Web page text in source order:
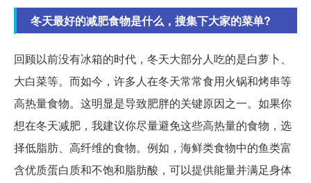
冬天最好的减肥食物是什么，搜集下大家的菜单?
回顾以前没有冰箱的时代，冬天大部分人吃的是白萝卜、
大白菜等。而如今，许多人在冬天常常食用火锅和烤串等
高热量食物。这明显是导致肥胖的关键原因之一。如果你
想在冬天减肥，我建议你尽量避免这些高热量的食物，选
择低脂肪、高纤维的食物。例如，海鲜类食物中的鱼类富
含优质蛋白质和不饱和脂肪酸，可以提供能量并满足身体